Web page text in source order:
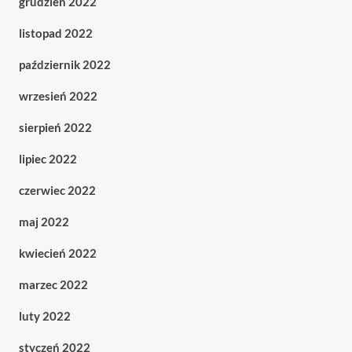
listopad 2022
październik 2022
wrzesień 2022
sierpień 2022
lipiec 2022
czerwiec 2022
maj 2022
kwiecień 2022
marzec 2022
luty 2022
styczeń 2022